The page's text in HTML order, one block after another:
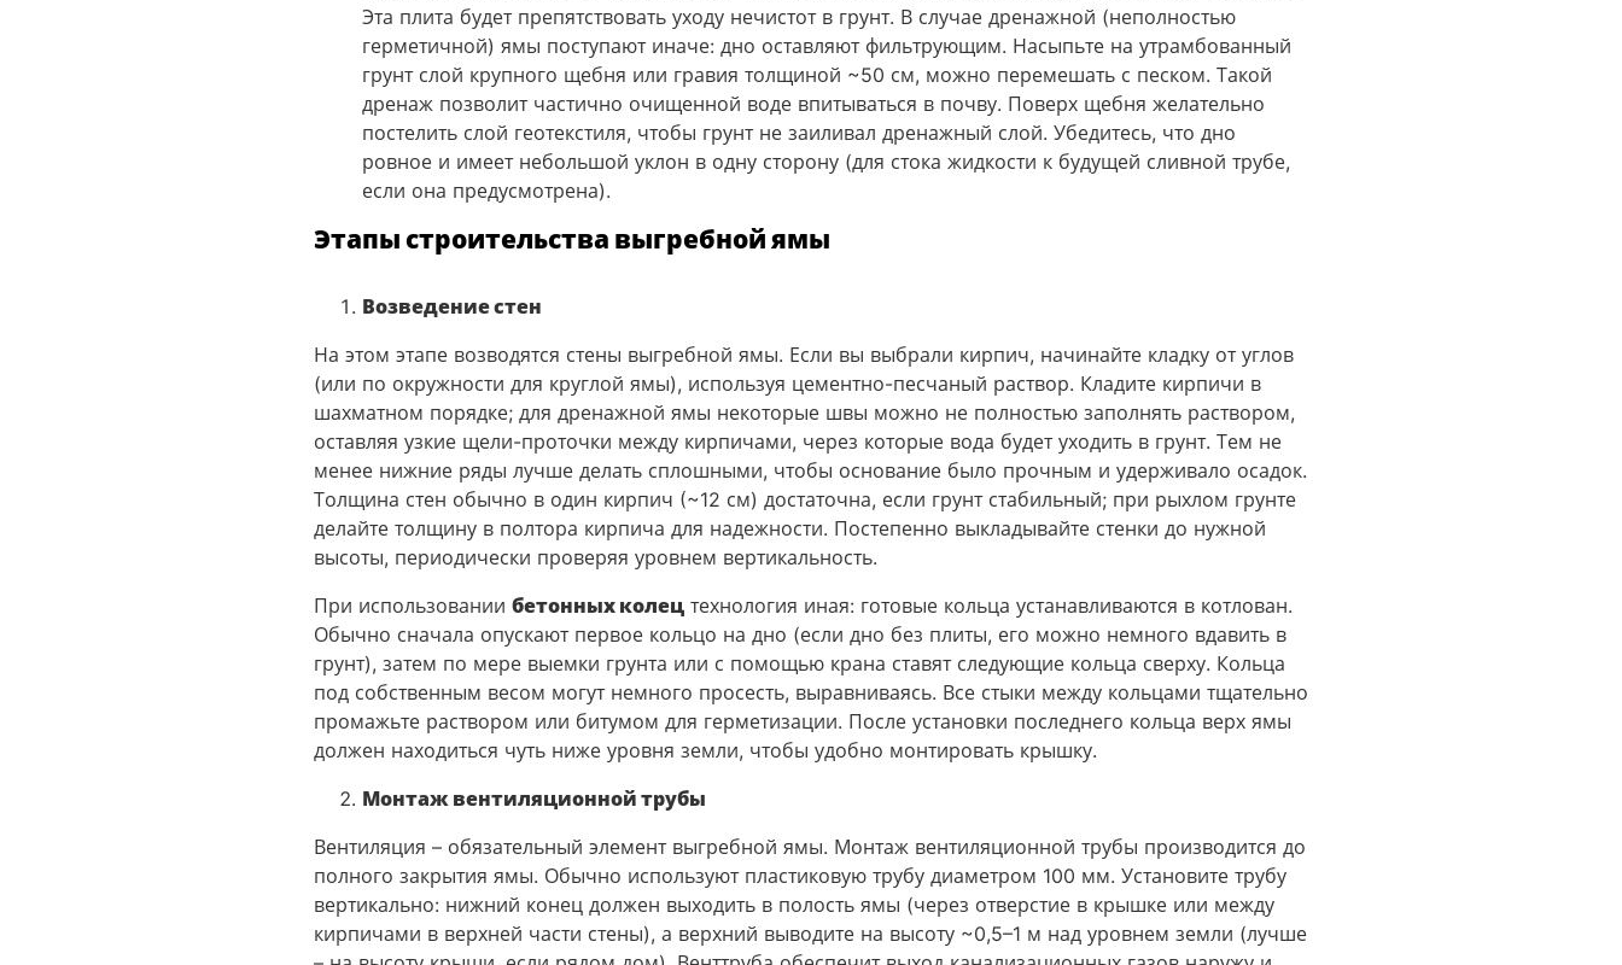
Эта плита будет препятствовать уходу нечистот в грунт. В случае дренажной (неполностью
герметичной) ямы поступают иначе: дно оставляют фильтрующим. Насыпьте на утрамбованный
грунт слой крупного щебня или гравия толщиной ~50 см, можно перемешать с песком. Такой
дренаж позволит частично очищенной воде впитываться в почву​. Поверх щебня желательно
постелить слой геотекстиля, чтобы грунт не заиливал дренажный слой. Убедитесь, что дно
ровное и имеет небольшой уклон в одну сторону (для стока жидкости к будущей сливной трубе,
если она предусмотрена).
Этапы строительства выгребной ямы
Возведение стен
На этом этапе возводятся стены выгребной ямы. Если вы выбрали кирпич, начинайте кладку от углов
(или по окружности для круглой ямы), используя цементно-песчаный раствор. Кладите кирпичи в
шахматном порядке; для дренажной ямы некоторые швы можно не полностью заполнять раствором,
оставляя узкие щели-проточки между кирпичами, через которые вода будет уходить в грунт. Тем не
менее нижние ряды лучше делать сплошными, чтобы основание было прочным и удерживало осадок.
Толщина стен обычно в один кирпич (~12 см) достаточна, если грунт стабильный; при рыхлом грунте
делайте толщину в полтора кирпича для надежности. Постепенно выкладывайте стенки до нужной
высоты, периодически проверяя уровнем вертикальность.
При использовании бетонных колецтехнология иная: готовые кольца устанавливаются в котлован.
Обычно сначала опускают первое кольцо на дно (если дно без плиты, его можно немного вдавить в
грунт), затем по мере выемки грунта или с помощью крана ставят следующие кольца сверху. Кольца
под собственным весом могут немного просесть, выравниваясь. Все стыки между кольцами тщательно
промажьте раствором или битумом для герметизации. После установки последнего кольца верх ямы
должен находиться чуть ниже уровня земли, чтобы удобно монтировать крышку.
Монтаж вентиляционной трубы
Вентиляция – обязательный элемент выгребной ямы. Монтаж вентиляционной трубы производится до
полного закрытия ямы. Обычно используют пластиковую трубу диаметром 100 мм. Установите трубу
вертикально: нижний конец должен выходить в полость ямы (через отверстие в крышке или между
кирпичами в верхней части стены), а верхний выводите на высоту ~0,5–1 м над уровнем земли (лучше